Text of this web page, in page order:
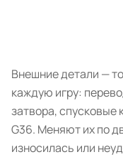
Внешние детали —
каждую игру:
затвора, спусковые
G36. Меняют их по
износилась или